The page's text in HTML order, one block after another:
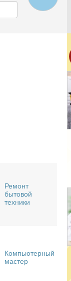
Ремонт
бытовой
техники
Компьютерный
мастер